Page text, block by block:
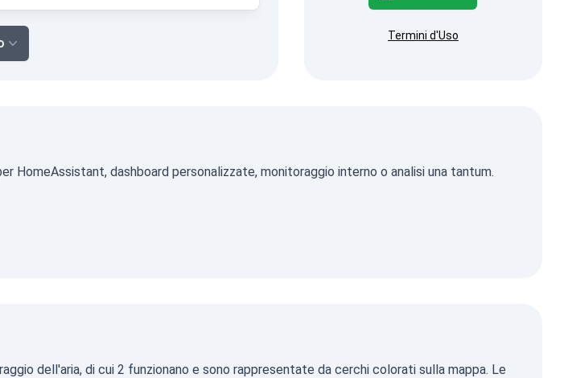
Termini d'Uso
HomeAssistant, dashboard personalizzate, monitoraggio interno o analisi una tantum.
dell'aria, di cui 2 funzionano e sono rappresentate da cerchi colorati sulla mappa. Le